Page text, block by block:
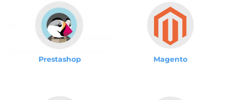
Prestashop Magento